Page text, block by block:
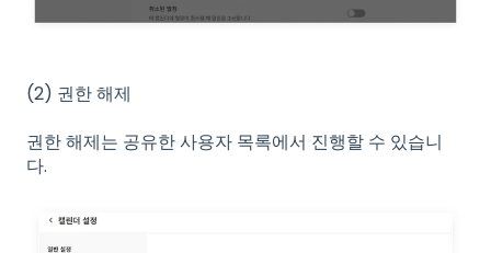
(2) 권한 해제
권한 해제는 공유한 사용자 목록에서 진행할 수 있습니
다.